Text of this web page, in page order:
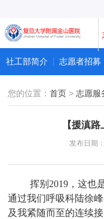
社工部简介 志愿者招募
您的位置：首页 >志愿服
【援滇
发布日期
挥别2019，这也
通过我们呼吸科陆徐
及我紧随而至的连续